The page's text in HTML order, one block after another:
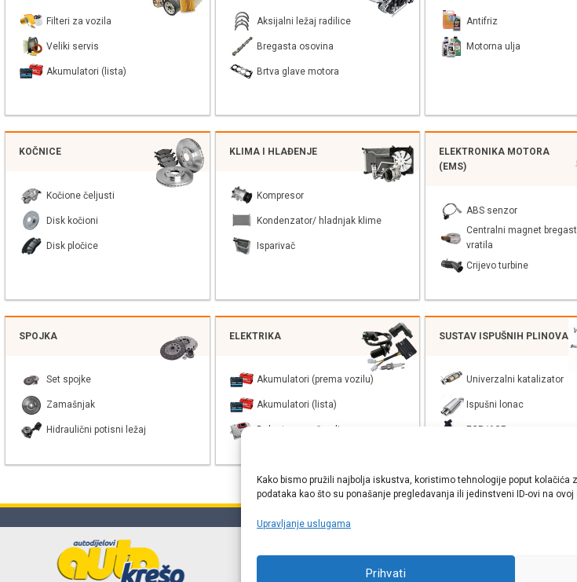
Kako bismo pružili najbolja iskustva, koristimo tehnologije poput
podataka kao što su ponašanje pregledavanja ili jedinstveni ID-ovi na
Upravljanje uslugama
Prihvati
Filteri za vozila
Veliki servis
Akumulatori (lista)
Aksijalni ležaj radilice
Bregasta osovina
Brtva glave motora
Antifriz
Motorna ulja
KOČNICE
Kočione čeljusti
Disk kočioni
Disk pločice
KLIMA I HLAĐENJE
Kompresor
Kondenzator/ hladnjak klime
Isparivač
ELEKTRONIKA MOTORA
(EMS)
ABS senzor
Centralni magnet
vratila
Crijevo turbine
SPOJKA
Set spojke
Zamašnjak
Hidraulični potisni ležaj
ELEKTRIKA
Akumulatori (prema vozilu)
Akumulatori (lista)
Balast xenon žarulje
SUSTAV ISPUŠNIH PLINOVA
Univerzalni katalizator
Ispušni lonac
EGR/AGR
Online webshop autodijelova- Auto Krešo - preko 200
proizvođača rezervnih dijelova za sve vrste i tipove